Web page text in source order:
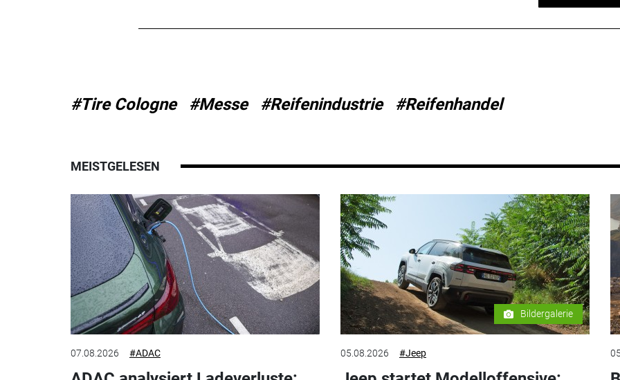
#Tire Cologne #Messe #Reifenindustrie #Reifenhandel
MEISTGELESEN
07.08.2026 #ADAC
Bildergalerie
05.08.2026 #Jeep